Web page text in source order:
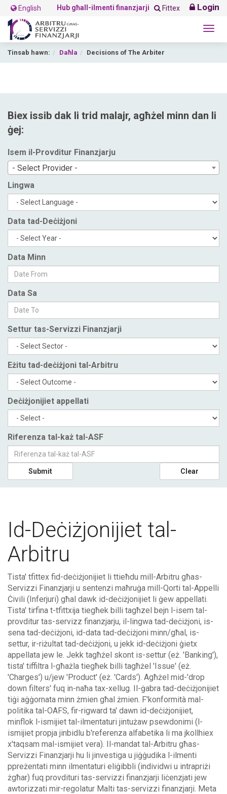
English Hub għall-ilmenti finanzjarji Fittex Login
Tinsab hawn: Daħla Decisions of The Arbiter
Biex issib dak li trid malajr, agħżel minn dan li
ġej:
Isem il-Provditur Finanzjarju
- Select Provider -
Lingwa
Data tad-Deċiżjoni
Data Minn
Data Sa
Settur tas-Servizzi Finanzjarji
Eżitu tad-deċiżjoni tal-Arbitru
Deċiżjonijiet appellati
Riferenza tal-każ tal-ASF
Submit Clear
Id-Deċiżjonijiet tal-
Arbitru
Tista' tfittex fid-deċiżjonijiet li ttieħdu mill-Arbitru għas-
Servizzi Finanzjarji u sentenzi maħruġa mill-Qorti tal-Appelli
Ċivili (Inferjuri) għal dawk id-deċiżjonijiet li ġew appellati.
Tista' tirfina t-tfittxija tiegħek billi tagħzel bejn l-isem tal-
provditur tas-servizz finanzjarju, il-lingwa tad-deċiżjoni, is-
sena tad-deċiżjoni, id-data tad-deċiżjoni minn/għal, is-
settur, ir-riżultat tad-deċiżjoni, u jekk id-deċiżjoni ġietx
appellata jew le. Jekk tagħżel skont is-settur (eż. 'Banking'),
tista' tiffiltra l-għażla tiegħek billi tagħżel 'Issue' (eż.
'Charges') u/jew 'Product' (eż. 'Cards'). Agħżel mid-'drop
down filters' fuq in-naħa tax-xellug. Il-ġabra tad-deċiżjonijiet
tiġi aġġornata minn żmien għal żmien. F'konformità mal-
politika tal-OAFS, fir-rigward ta' dawn id-deċiżjonijiet,
minflok l-ismijiet tal-ilmentaturi jintużaw psewdonimi (l-
ismijiet propja jinbidlu b'referenza alfabetika li ma jkollhiex
x'taqsam mal-ismijiet vera). Il-mandat tal-Arbitru għas-
Servizzi Finanzjarji hu li jinvestiga u jiġġudika l-ilmenti
ppreżentati minn ilmentaturi eliġibbli (individwi u intrapriżi
żgħar) fuq provdituri tas-servizzi finanzjarji liċenzjati jew
awtorizzati mir-regolatur Malti tas-servizzi finanzjarji. Meta